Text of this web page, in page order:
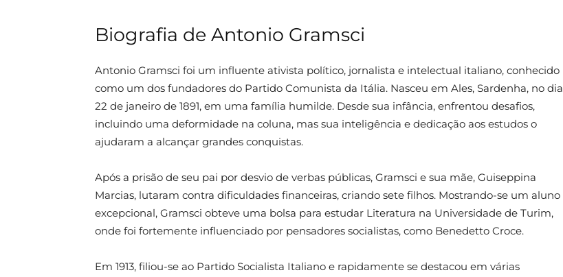
Biografia de Antonio Gramsci
Antonio Gramsci foi um influente ativista político, jornalista e intelectual italiano, conhecido
como um dos fundadores do Partido Comunista da Itália. Nasceu em Ales, Sardenha, no dia
22 de janeiro de 1891, em uma família humilde. Desde sua infância, enfrentou desafios,
incluindo uma deformidade na coluna, mas sua inteligência e dedicação aos estudos o
ajudaram a alcançar grandes conquistas.
Após a prisão de seu pai por desvio de verbas públicas, Gramsci e sua mãe, Guiseppina
Marcias, lutaram contra dificuldades financeiras, criando sete filhos. Mostrando-se um aluno
excepcional, Gramsci obteve uma bolsa para estudar Literatura na Universidade de Turim,
onde foi fortemente influenciado por pensadores socialistas, como Benedetto Croce.
Em 1913, filiou-se ao Partido Socialista Italiano e rapidamente se destacou em várias